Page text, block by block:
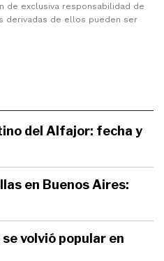
de exclusiva responsabilidad de
derivadas de ellos pueden ser
del Alfajor: fecha y
en Buenos Aires:
volvió popular en